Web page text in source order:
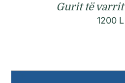
Gurit të
1200 L